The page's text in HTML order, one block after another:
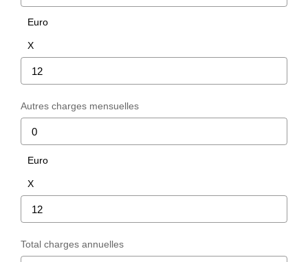
Euro
X
Autres charges mensuelles
Euro
X
Total charges annuelles